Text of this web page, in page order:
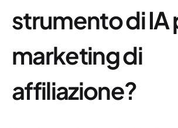
strumento di IA
marketing di
affiliazione?